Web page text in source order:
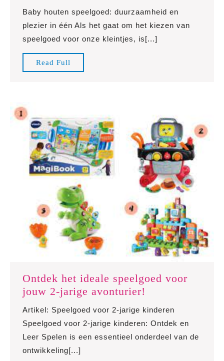
magie
van
baby
houten
speelgoed:
in
één
Baby houten speelgoed: duurzaamheid en
plezier in één Als het gaat om het kiezen van
speelgoed voor onze kleintjes, is[...]
Read Full
Full
Ontdek het ideale speelgoed voor
jouw 2-jarige avonturier!
het
speelgoed
voor
Artikel: Speelgoed voor 2-jarige kinderen
Speelgoed voor 2-jarige kinderen: Ontdek en
Leer Spelen is een essentieel onderdeel van de
ontwikkeling[...]